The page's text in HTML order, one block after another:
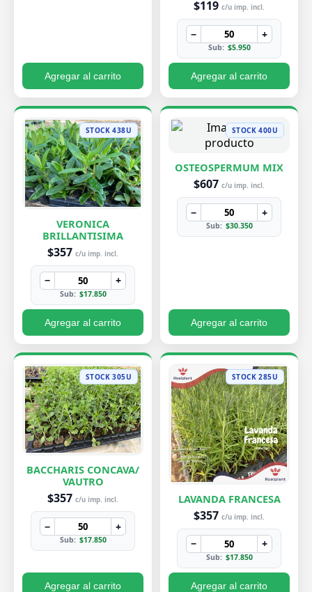
Agregar al carrito
$119 c/u imp. incl.
− +
Sub: $5.950
Agregar al carrito
STOCK 438U
VERONICA
BRILLANTISIMA
$357 c/u imp. incl.
− +
Sub: $17.850
Agregar al carrito
STOCK 400U
OSTEOSPERMUM MIX
$607 c/u imp. incl.
− +
Sub: $30.350
Agregar al carrito
STOCK 305U
BACCHARIS CONCAVA/
VAUTRO
$357 c/u imp. incl.
− +
Sub: $17.850
Agregar al carrito
STOCK 285U
LAVANDA FRANCESA
$357 c/u imp. incl.
− +
Sub: $17.850
Agregar al carrito